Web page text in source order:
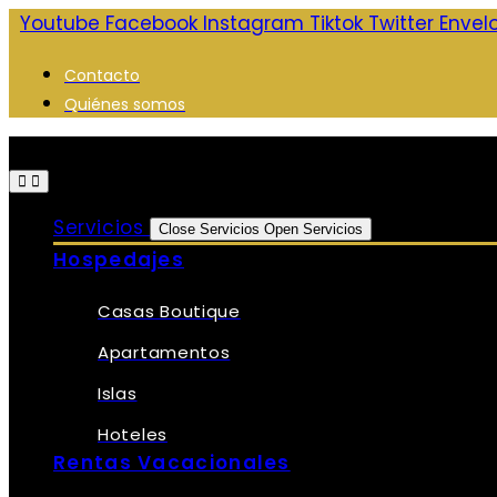
Saltar
contenido
Youtube Facebook Instagram Tiktok Twitter
Contacto
Quiénes somos
Servicios Close Servicios Open Servicios
Hospedajes
Casas Boutique
Apartamentos
Islas
Hoteles
Rentas Vacacionales